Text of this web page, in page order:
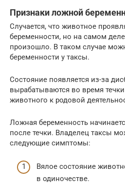
Признаки ложной
Случается, что животное
беременности, но на самом
произошло. В таком случае
беременности у таксы.
Состояние появляется из-за
вырабатываются во время
животного к родовой
Ложная беременность
после течки. Владелец таксы
следующие симптомы:
Вялое состояние
в одиночестве.